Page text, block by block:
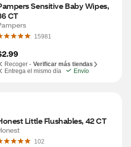
Sensitive Baby Wipes,
CT
15981
Recoger - Verificar más tiendas
Entrega el mismo día
Envío
Little Flushables, 42 CT
102